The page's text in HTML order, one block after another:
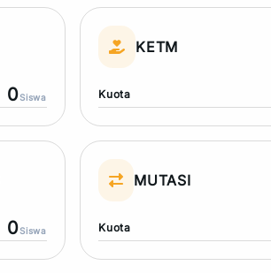
0Siswa
KETM
Kuota
0Siswa
MUTASI
Kuota